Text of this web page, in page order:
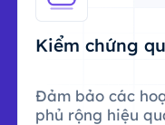
Kiểm chứng
Đảm bảo các
phủ rộng hiệu